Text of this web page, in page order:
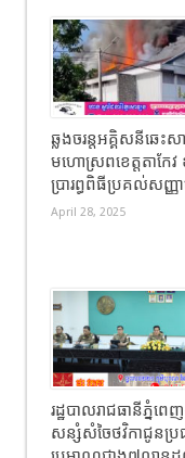
ឆ្លងចរន្តអគ្គិសនីឆេះ
មហោស្រពខេត្តតាកែ
ប្រារព្ធពិធីប្រគល់សញ្ញ
April 28, 2025
រដ្ឋបាលរាជធានីភ្នំពេ
សន្សំសំចៃថវិកាជូនប្រ